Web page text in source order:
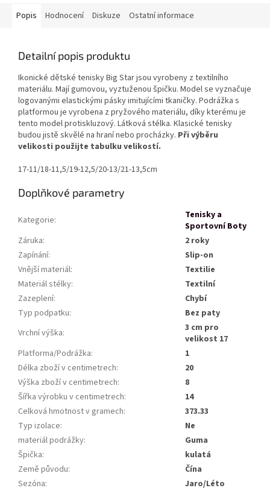
Popis Hodnocení Diskuze Ostatní informace
Detailní popis produktu
Ikonické dětské tenisky Big Star jsou vyrobeny z textilního
materiálu. Mají gumovou, vyztuženou špičku. Model se vyznačuje
logovanými elastickými pásky imitujícími tkaničky. Podrážka s
platformou je vyrobena z pryžového materiálu, díky kterému je
tento model protiskluzový. Látková stélka. Klasické tenisky
budou jistě skvělé na hraní nebo procházky. Při výběru
velikosti použijte tabulku velikostí.
17-11/18-11,5/19-12,5/20-13/21-13,5cm
Doplňkové parametry
Kategorie:
Tenisky a
Sportovní Boty
Záruka:
2 roky
Zapínání:
Slip-on
Vnější materiál:
Textilie
Materiál stélky:
Textilní
Zazeplení:
Chybí
Typ podpatku:
Bez paty
Vrchní výška:
3 cm pro
velikost 17
Platforma/Podrážka:
1
Délka zboží v centimetrech:
20
Výška zboží v centimetrech:
8
Šířka výrobku v centimetrech:
14
Celková hmotnost v gramech:
373.33
Typ izolace:
Ne
materiál podrážky:
Guma
Špička:
kulatá
Země původu:
Čína
Sezóna: Jaro/Léto